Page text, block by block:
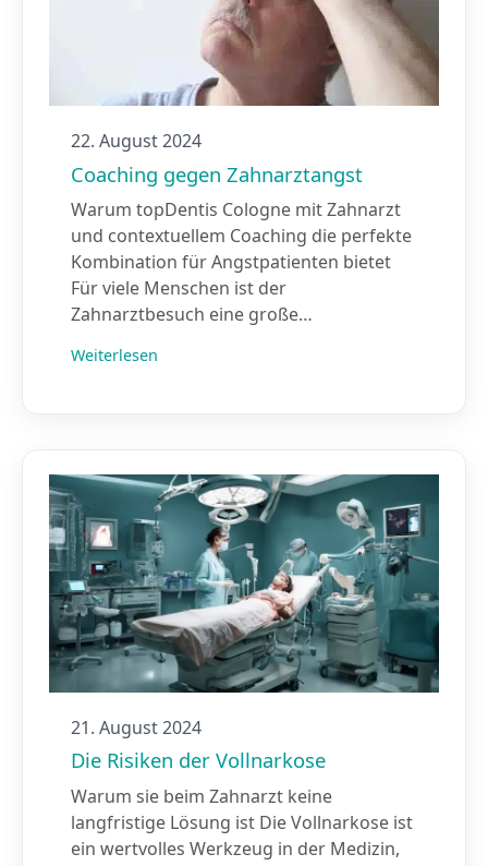
22. August 2024
Coaching gegen Zahnarztangst
Warum topDentis Cologne mit Zahnarzt
und contextuellem Coaching die perfekte
Kombination für Angstpatienten bietet
Für viele Menschen ist der
Zahnarztbesuch eine große…
Weiterlesen
21. August 2024
Die Risiken der Vollnarkose
Warum sie beim Zahnarzt keine
langfristige Lösung ist Die Vollnarkose ist
ein wertvolles Werkzeug in der Medizin,